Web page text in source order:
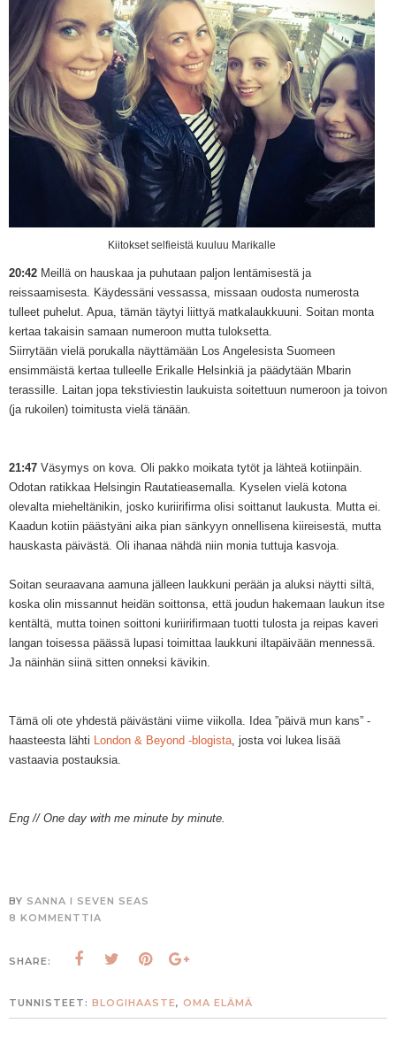
Kiitokset selfieistä kuuluu Marikalle
20:42 Meillä on hauskaa ja puhutaan paljon lentämisestä ja
reissaamisesta. Käydessäni vessassa, missaan oudosta numerosta
tulleet puhelut. Apua, tämän täytyi liittyä matkalaukkuuni. Soitan monta
kertaa takaisin samaan numeroon mutta tuloksetta.
Siirrytään vielä porukalla näyttämään Los Angelesista Suomeen
ensimmäistä kertaa tulleelle Erikalle Helsinkiä ja päädytään Mbarin
terassille. Laitan jopa tekstiviestin laukuista soitettuun numeroon ja toivon
(ja rukoilen) toimitusta vielä tänään.
21:47 Väsymys on kova. Oli pakko moikata tytöt ja lähteä kotiinpäin.
Odotan ratikkaa Helsingin Rautatieasemalla. Kyselen vielä kotona
olevalta mieheltänikin, josko kuriirifirma olisi soittanut laukusta. Mutta ei.
Kaadun kotiin päästyäni aika pian sänkyyn onnellisena kiireisestä, mutta
hauskasta päivästä. Oli ihanaa nähdä niin monia tuttuja kasvoja.
Soitan seuraavana aamuna jälleen laukkuni perään ja aluksi näytti siltä,
koska olin missannut heidän soittonsa, että joudun hakemaan laukun itse
kentältä, mutta toinen soittoni kuriirifirmaan tuotti tulosta ja reipas kaveri
langan toisessa päässä lupasi toimittaa laukkuni iltapäivään mennessä.
Ja näinhän siinä sitten onneksi kävikin.
Tämä oli ote yhdestä päivästäni viime viikolla. Idea ”päivä mun kans” -
haasteesta lähti London & Beyond -blogista, josta voi lukea lisää
vastaavia postauksia.
Eng // One day with me minute by minute.
BY SANNA I SEVEN SEAS
8 KOMMENTTIA
SHARE:
TUNNISTEET: BLOGIHAASTE, OMA ELÄMÄ